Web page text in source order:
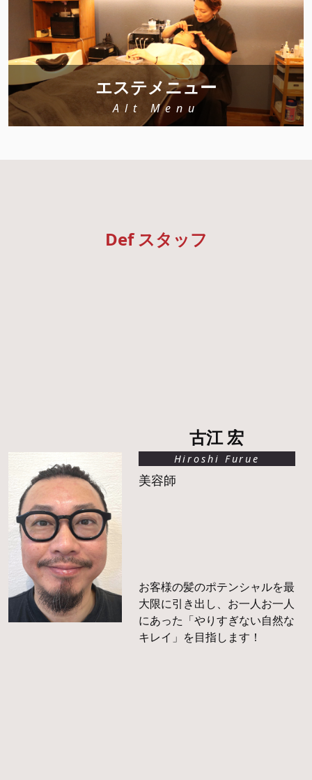
エステメニュー
Alt Menu
Def スタッフ
古江 宏
Hiroshi Furue
美容師
お客様の髪のポテンシャルを最
大限に引き出し、お一人お一人
にあった「やりすぎない自然な
キレイ」を目指します！